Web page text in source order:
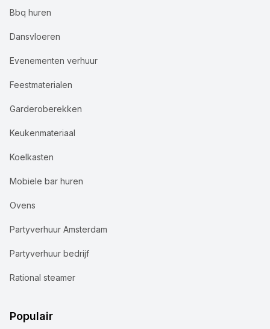
Bbq huren
Dansvloeren
Evenementen verhuur
Feestmaterialen
Garderoberekken
Keukenmateriaal
Koelkasten
Mobiele bar huren
Ovens
Partyverhuur Amsterdam
Partyverhuur bedrijf
Rational steamer
Populair